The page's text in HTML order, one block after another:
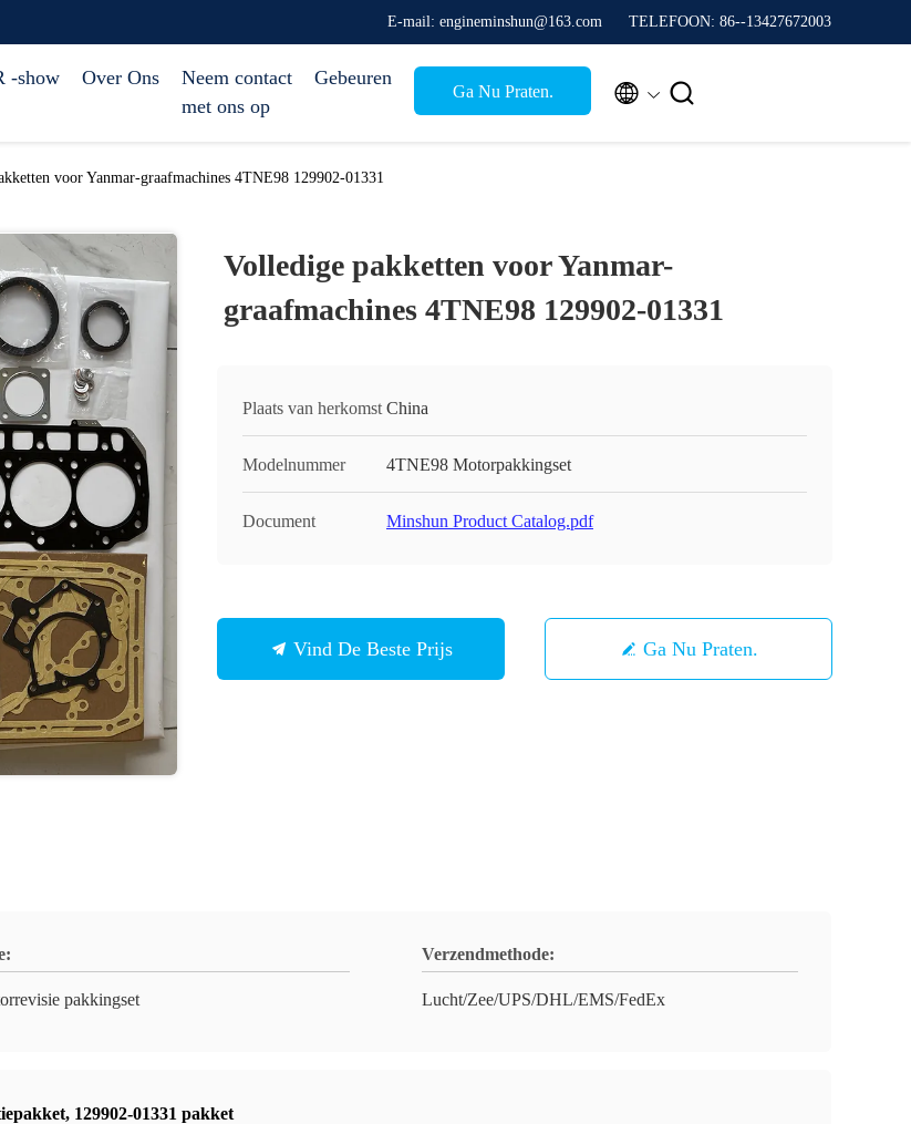
E-mail: engineminshun@163.com TELEFOON: 86--13427672003
-show Over Ons
Neem contact
met ons op
Gebeuren
Ga Nu Praten.  
voor Yanmar-graafmachines 4TNE98 129902-01331
Volledige pakketten voor Yanmar-
graafmachines 4TNE98 129902-01331
Plaats van herkomst China
Modelnummer 4TNE98 Motorpakkingset
Document Minshun Product Catalog.pdf
Vind De Beste Prijs Ga Nu Praten.
pakkingset
Verzendmethode:
Lucht/Zee/UPS/DHL/EMS/FedEx
, 129902-01331 pakket